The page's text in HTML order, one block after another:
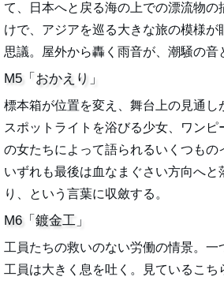
て、日本へと戻る海の上での漂流物の
けで、アジアを巡る大きな旅の模様が
思議。屋外から轟く雨音が、潮騒の音
M5「おかえり」
標本箱が位置を変え、舞台上の見通し
スポットライトを浴びる少女、ワンピ
の女たちによって語られるいくつもの
いずれも最後は血なまぐさい方向へと
り、という言葉に収斂する。
M6「鍍金工」
工員たちの救いのない労働の情景。一
工員は大きく息を吐く。見ているこち